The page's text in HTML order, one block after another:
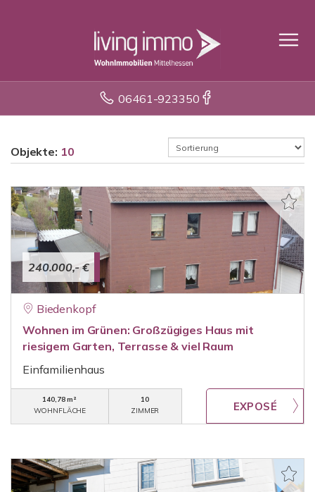
06461-923350
Objekte: 10
240.000,- €
Biedenkopf
Wohnen im Grünen: Großzügiges Haus mit
riesigem Garten, Terrasse & viel Raum
Einfamilienhaus
140,78 m²
WOHNFLÄCHE
10
ZIMMER